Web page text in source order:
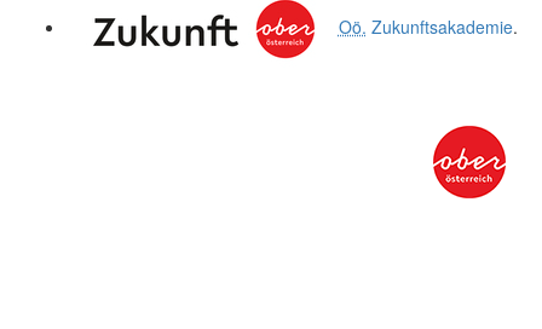
Oö. Zukunftsakademie.